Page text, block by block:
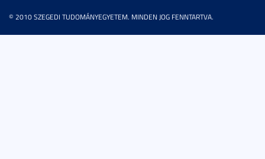
© 2010 SZEGEDI TUDOMÁNYEGYETEM. MINDEN JOG FENNTARTVA.